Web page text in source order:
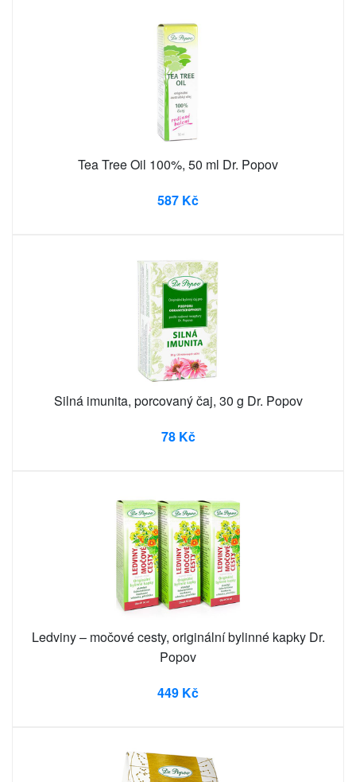
Tea Tree Oil 100%, 50 ml Dr. Popov
587 Kč
Silná imunita, porcovaný čaj, 30 g Dr. Popov
78 Kč
Ledviny – močové cesty, originální bylinné kapky Dr.
Popov
449 Kč